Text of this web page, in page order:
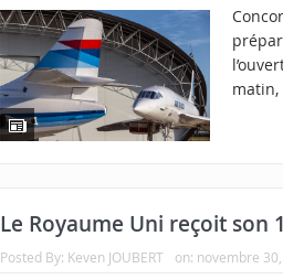
matin,
Le Royaume Uni reçoit son
Posted By: Keven JOUBERT on: novembre